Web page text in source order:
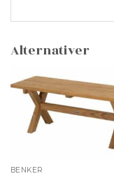
Alternativer
BENKER